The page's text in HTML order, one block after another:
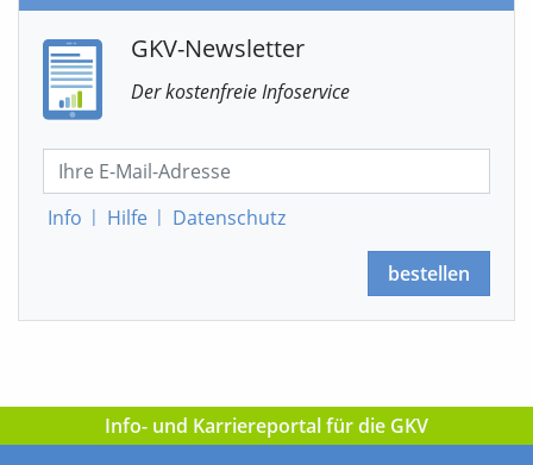
GKV-Newsletter
Der kostenfreie Infoservice
Info | Hilfe | Datenschutz
bestellen
Info- und Karriereportal für die GKV